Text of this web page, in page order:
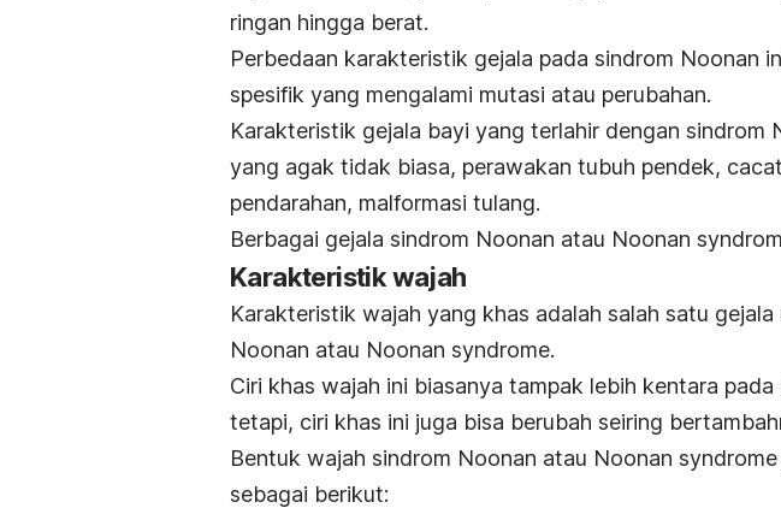
ringan hingga berat.
Perbedaan karakteristik gejala pada sindrom Noonan
spesifik yang mengalami mutasi atau perubahan.
Karakteristik gejala bayi yang terlahir dengan sindrom
yang agak tidak biasa, perawakan tubuh pendek,
pendarahan, malformasi tulang.
Berbagai gejala sindrom Noonan atau Noonan
Karakteristik wajah
Karakteristik wajah yang khas adalah salah satu
Noonan atau Noonan syndrome.
Ciri khas wajah ini biasanya tampak lebih kentara
tetapi, ciri khas ini juga bisa berubah seiring
Bentuk wajah sindrom Noonan atau Noonan
sebagai berikut: